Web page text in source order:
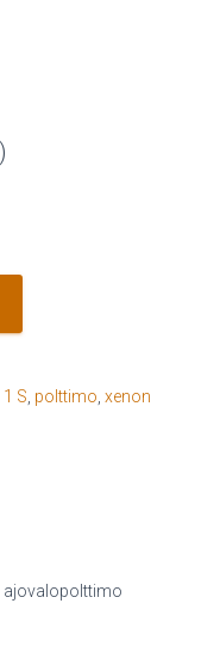
1 S polttimo xenon
ajovalopolttimo